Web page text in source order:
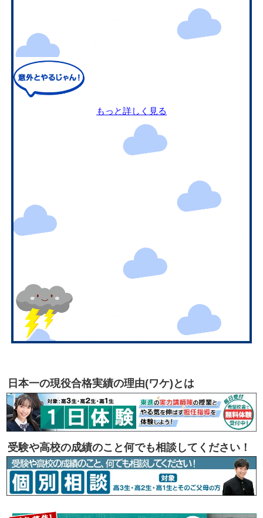
もっと詳しく見る
日本一の現役合格実績の理由(ワケ)とは
受験や高校の成績のこと何でも相談してください！